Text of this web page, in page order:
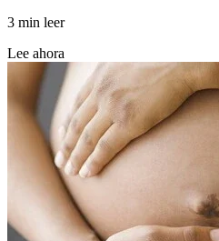
3 min leer
Lee ahora